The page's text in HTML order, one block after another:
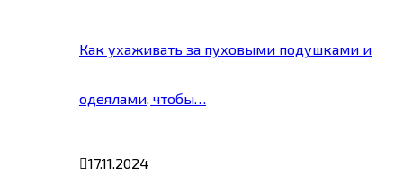
Как ухаживать за пуховыми подушками и
одеялами, чтобы…
17.11.2024